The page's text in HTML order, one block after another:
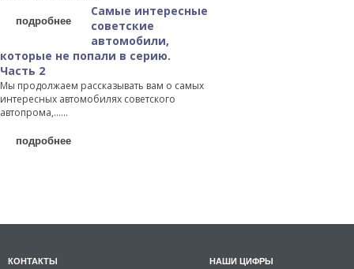
подробнее
Самые интересные
советские
автомобили,
которые не попали в серию.
Часть 2
Мы продолжаем рассказывать вам о самых
интересных автомобилях советского
автопрома,…...
подробнее
КОНТАКТЫ НАШИ ЦИФРЫ